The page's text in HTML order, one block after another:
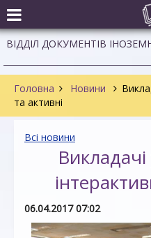
ВІДДІЛ ДОКУМЕНТІВ
Головна Новини
та активні
Всі новини
Викладачі
06.04.2017 07:02